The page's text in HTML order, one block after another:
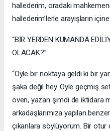
hallederim, oradaki
hallederim’lerle arayışların
“BİR YERDEN KUMANDA
OLACAK?”
“Öyle bir noktaya geldi ki bir
şaka değil hey. Öyle geçmiş
öven, yazan şimdi de iktidara
arkadaşlarımıza yapılan
çıkanlara söylüyorum. Bir